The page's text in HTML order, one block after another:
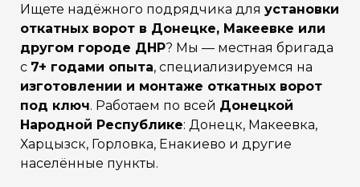
Ищете надёжного подрядчика для установки
откатных ворот в Донецке, Макеевке или
другом городе ДНР? Мы — местная бригада
с 7+ годами опыта, специализируемся на
изготовлении и монтаже откатных ворот
под ключ. Работаем по всей Донецкой
Народной Республике: Донецк, Макеевка,
Харцызск, Горловка, Енакиево и другие
населённые пункты.